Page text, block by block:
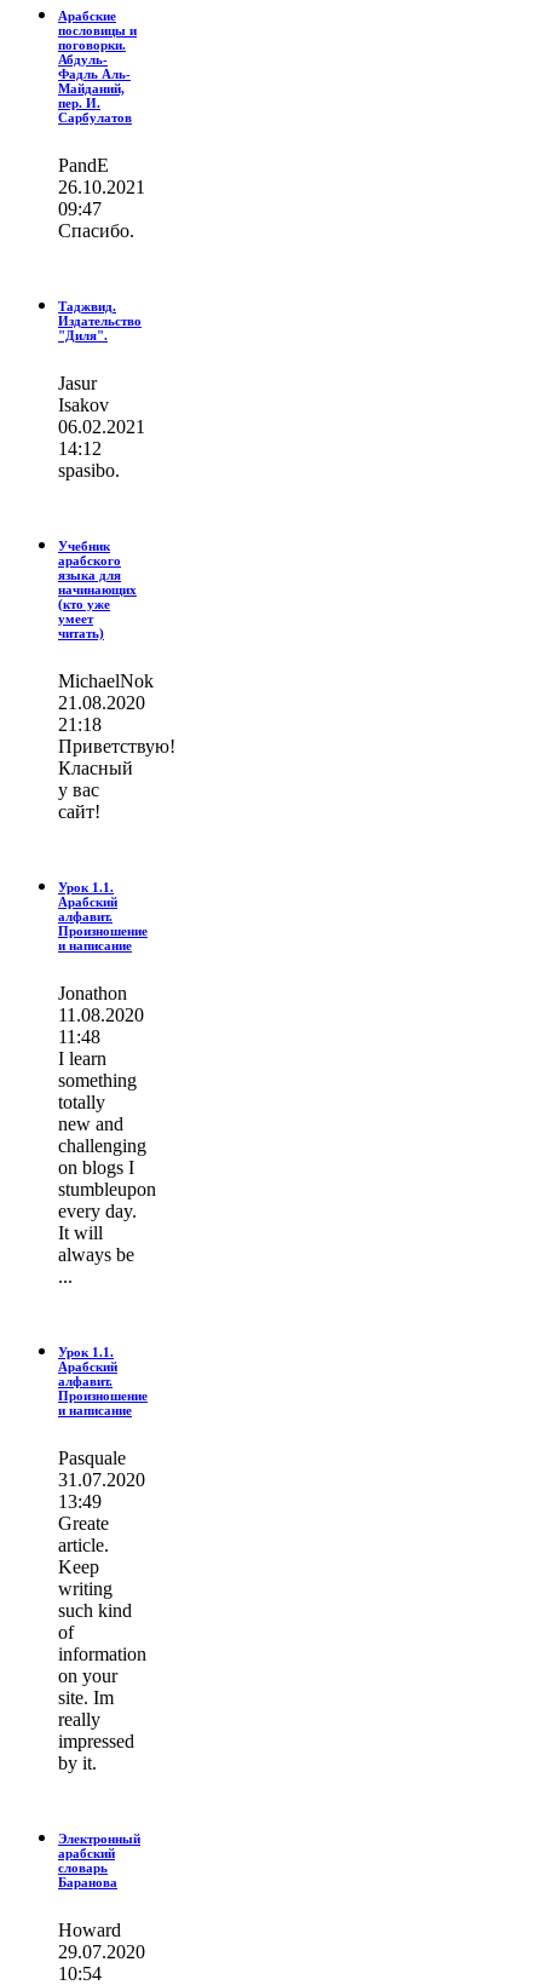
Арабские
пословицы и
поговорки.
Абдуль-
Фадль Аль-
Майданий,
пер. И.
Сарбулатов
PandE
26.10.2021
09:47
Спасибо.
Таджвид.
Издательство
"Диля".
Jasur
Isakov
06.02.2021
14:12
spasibo.
Учебник
арабского
языка для
начинающих
(кто уже
умеет
читать)
MichaelNok
21.08.2020
21:18
Приветствую!
Класный
у вас
сайт!
Урок 1.1.
Арабский
алфавит.
Произношение
и написание
Jonathon
11.08.2020
11:48
I learn
ѕοmething
totally
new and
challenging
on blogs I
stumbleupon
every day.
It wіll
always be
...
Урок 1.1.
Арабский
алфавит.
Произношение
и написание
Pasquale
31.07.2020
13:49
Greate
article.
Keep
writing
such kind
of
information
on your
site. Im
really
impressed
by it.
Электронный
арабский
словарь
Баранова
Howard
29.07.2020
10:54